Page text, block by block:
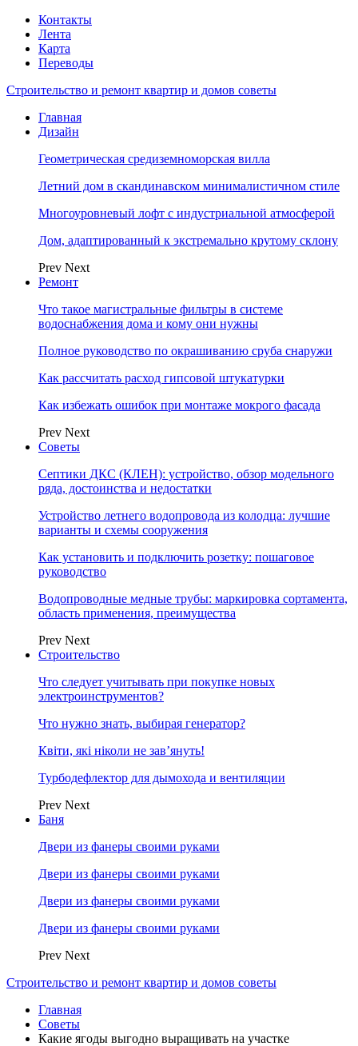
Контакты
Лента
Карта
Переводы
Строительство и ремонт квартир и домов советы
Главная
Дизайн
Геометрическая средиземноморская вилла
Летний дом в скандинавском минималистичном стиле
Многоуровневый лофт с индустриальной атмосферой
Дом, адаптированный к экстремально крутому склону
Prev Next
Ремонт
Что такое магистральные фильтры в системе
водоснабжения дома и кому они нужны
Полное руководство по окрашиванию сруба снаружи
Как рассчитать расход гипсовой штукатурки
Как избежать ошибок при монтаже мокрого фасада
Prev Next
Советы
Септики ДКС (КЛЕН): устройство, обзор модельного
ряда, достоинства и недостатки
Устройство летнего водопровода из колодца: лучшие
варианты и схемы сооружения
Как установить и подключить розетку: пошаговое
руководство
Водопроводные медные трубы: маркировка сортамента,
область применения, преимущества
Prev Next
Строительство
Что следует учитывать при покупке новых
электроинструментов?
Что нужно знать, выбирая генератор?
Квіти, які ніколи не зав’януть!
Турбодефлектор для дымохода и вентиляции
Prev Next
Баня
Двери из фанеры своими руками
Двери из фанеры своими руками
Двери из фанеры своими руками
Двери из фанеры своими руками
Prev Next
Строительство и ремонт квартир и домов советы
Главная
Советы
Какие ягоды выгодно выращивать на участке